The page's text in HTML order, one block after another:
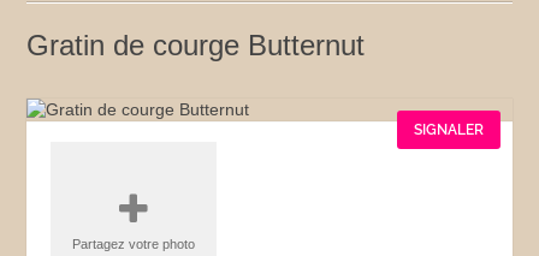
Gratin de courge Butternut
SIGNALER
Partagez votre photo